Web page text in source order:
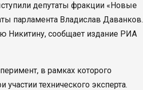
депутаты фракции «Новые
парламента Владислав Даванков.
Никитину, сообщает издание РИА
в рамках которого
технического эксперта.